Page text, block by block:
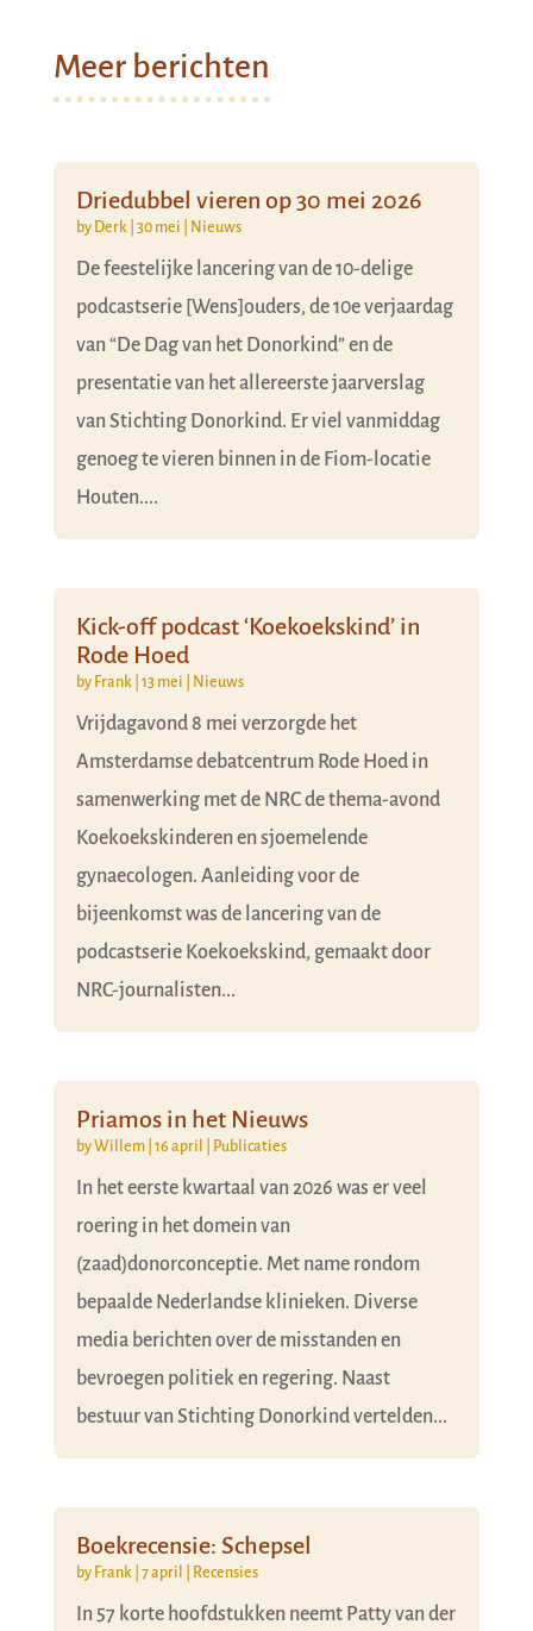
Meer berichten
Driedubbel vieren op 30 mei 2026
by Derk 30 mei Nieuws
De feestelijke lancering van de 10-delige
podcastserie [Wens]ouders, de 10e verjaardag
van “De Dag van het Donorkind” en de
presentatie van het allereerste jaarverslag
van Stichting Donorkind. Er viel vanmiddag
genoeg te vieren binnen in de Fiom-locatie
Houten....
Kick-off podcast ‘Koekoekskind’ in
Rode Hoed
by Frank| 13 mei Nieuws
Vrijdagavond 8 mei verzorgde het
Amsterdamse debatcentrum Rode Hoed in
samenwerking met de NRC de thema-avond
Koekoekskinderen en sjoemelende
gynaecologen. Aanleiding voor de
bijeenkomst was de lancering van de
podcastserie Koekoekskind, gemaakt door
NRC-journalisten...
Priamos in het Nieuws
byWillem| 16 april Publicaties
In het eerste kwartaal van 2026 was er veel
roering in het domein van
(zaad)donorconceptie. Met name rondom
bepaalde Nederlandse klinieken. Diverse
media berichten over de misstanden en
bevroegen politiek en regering. Naast
bestuur van Stichting Donorkind vertelden...
Boekrecensie: Schepsel
by Frank| 7 april Recensies
In 57 korte hoofdstukken neemt Patty van der